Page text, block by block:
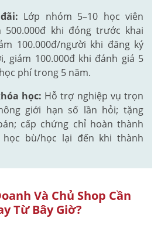
Lớp nhóm 5–10 học viên
500.000đ khi đóng trước khai
100.000đ/người khi đăng ký
giảm 100.000đ khi đánh giá 5
phí trong 5 năm.
học: Hỗ trợ nghiệp vụ trọn
giới hạn số lần hỏi; tặng
cấp chứng chỉ hoàn thành
học bù/học lại đến khi thành
Và Chủ Shop Cần
Từ Bây Giờ?